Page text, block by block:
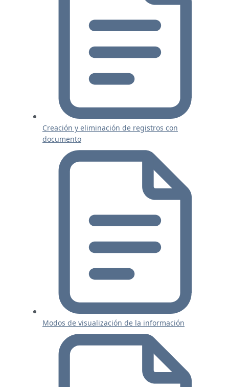
Creación y eliminación de registros con
documento
Modos de visualización de la información